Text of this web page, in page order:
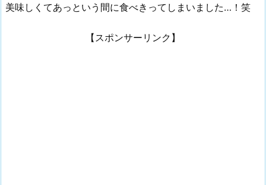
美味しくてあっという間に食べきってしまいました…！笑
【スポンサーリンク】